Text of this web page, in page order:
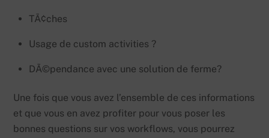
TÃ¢ches
Usage de custom activities ?
DÃ©pendance avec une solution de ferme?
Une fois que vous avez l’ensemble de ces informations
et que vous en avez profiter pour vous poser les
bonnes questions sur vos workflows, vous pourrez